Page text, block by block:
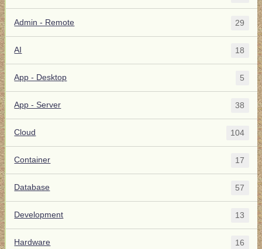
Admin - Remote 29
AI 18
App - Desktop 5
App - Server 38
Cloud 104
Container 17
Database 57
Development 13
Hardware 16